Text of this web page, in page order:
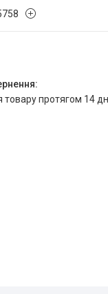
товару протягом 14